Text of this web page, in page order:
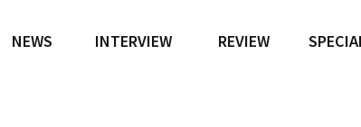
NEWS INTERVIEW REVIEW